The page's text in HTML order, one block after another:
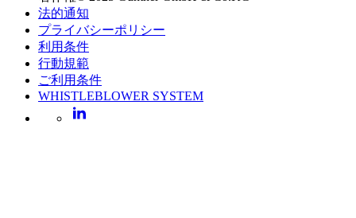
法的通知
プライバシーポリシー
利用条件
行動規範
ご利用条件
WHISTLEBLOWER SYSTEM